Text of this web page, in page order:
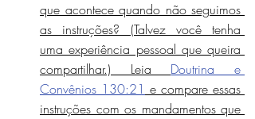
que acontece quando não seguimos
as instruções? (Talvez você tenha
uma experiência pessoal que queira
compartilhar.) Leia Doutrina e
Convênios 130:21 e compare essas
instruções com os mandamentos que